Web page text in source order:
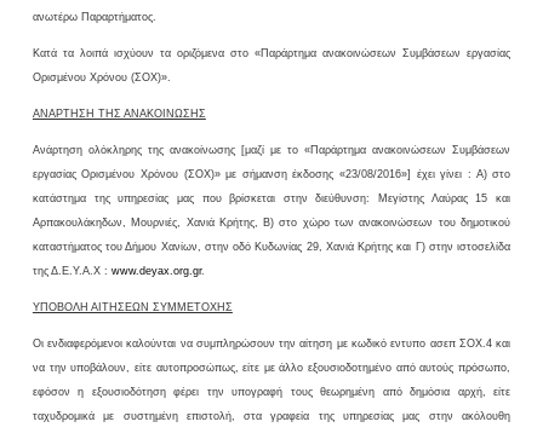
ανωτέρω Παραρτήματος.
Κατά τα λοιπά ισχύουν τα οριζόμενα στο «Παράρτημα ανακοινώσεων Συμβάσεων εργασίας
Ορισμένου Χρόνου (ΣΟΧ)».
ΑΝΑΡΤΗΣΗ ΤΗΣ ΑΝΑΚΟΙΝΩΣΗΣ
Ανάρτηση ολόκληρης της ανακοίνωσης [μαζί με το «Παράρτημα ανακοινώσεων Συμβάσεων
εργασίας Ορισμένου Χρόνου (ΣΟΧ)» με σήμανση έκδοσης «23/08/2016»] έχει γίνει : Α) στο
κατάστημα της υπηρεσίας μας που βρίσκεται στην διεύθυνση: Μεγίστης Λαύρας 15 και
Αρπακουλάκηδων, Μουρνιές, Χανιά Κρήτης, Β) στο χώρο των ανακοινώσεων του δημοτικού
καταστήματος του Δήμου Χανίων, στην οδό Κυδωνίας 29, Χανιά Κρήτης και Γ) στην ιστοσελίδα
της Δ.Ε.Υ.Α.Χ : www.deyax.org.gr.
ΥΠΟΒΟΛΗ ΑΙΤΗΣΕΩΝ ΣΥΜΜΕΤΟΧΗΣ
Οι ενδιαφερόμενοι καλούνται να συμπληρώσουν την αίτηση με κωδικό εντυπο ασεπ ΣΟΧ.4 και
να την υποβάλουν, είτε αυτοπροσώπως, είτε με άλλο εξουσιοδοτημένο από αυτούς πρόσωπο,
εφόσον η εξουσιοδότηση φέρει την υπογραφή τους θεωρημένη από δημόσια αρχή, είτε
ταχυδρομικά με συστημένη επιστολή, στα γραφεία της υπηρεσίας μας στην ακόλουθη